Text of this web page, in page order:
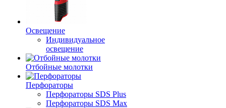
Освещение
Индивидуальное
освещение
Отбойные молотки
Перфораторы
Перфораторы SDS Plus
Перфораторы SDS Max